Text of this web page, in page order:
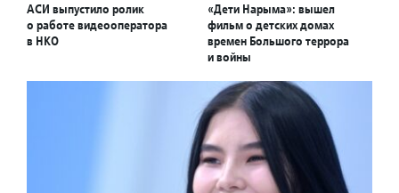
АСИ выпустило ролик
о работе видеооператора
в НКО
«Дети Нарыма»: вышел
фильм о детских домах
времен Большого террора
и войны